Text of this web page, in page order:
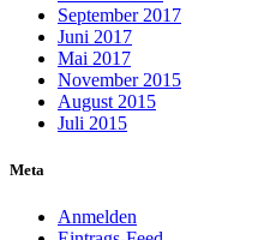
September 2017
Juni 2017
Mai 2017
November 2015
August 2015
Juli 2015
Meta
Anmelden